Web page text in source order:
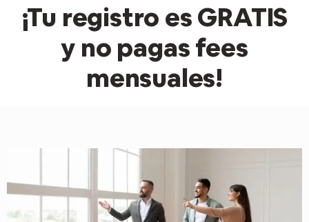
¡Tu registro es GRATIS
y no pagas fees
mensuales!